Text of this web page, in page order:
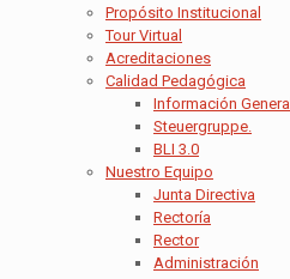
Propósito Institucional
Tour Virtual
Acreditaciones
Calidad Pedagógica
Información General
Steuergruppe.
BLI 3.0
Nuestro Equipo
Junta Directiva
Rectoría
Rector
Administración